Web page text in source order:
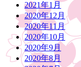
2021年1月
2020年12月
2020年11月
2020年10月
2020年9月
2020年8月